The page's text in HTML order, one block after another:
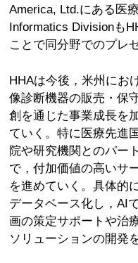
America, Ltd.にある医
Informatics Divisionも
ことで同分野でのプレ
HHAは今後，米州にお
像診断機器の販売・保
創を通じた事業成長を
ていく。特に医療先進
院や研究機関とのパー
で，付加価値の高いサ
を進めていく。具体的
データベース化し，AI
画の策定サポートや治
ソリューションの開発